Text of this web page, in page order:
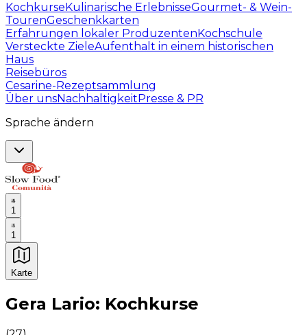
KochkurseKulinarische ErlebnisseGourmet- & Wein-
TourenGeschenkkarten
Erfahrungen lokaler ProduzentenKochschule
Versteckte ZieleAufenthalt in einem historischen
Haus
Reisebüros
Cesarine-Rezeptsammlung
Über unsNachhaltigkeitPresse & PR
Sprache ändern
1
1
Karte
Unvergessliche kulinarische Erlebnisse:
Gera Lario: Kochkurse